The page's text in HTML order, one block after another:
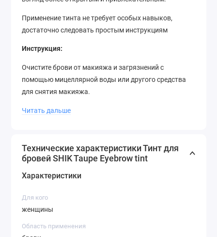
Применение тинта не требует особых навыков,
достаточно следовать простым инструкциям
Инструкция:
Очистите брови от макияжа и загрязнений с
помощью мицеллярной воды или другого средства
для снятия макияжа.
Нанесите небольшое количество тинта на брови с
волосков, начиная от основания бровей и
заканчивая кончиками.
Оставьте тинт на бровях на 15-20 минут для полного
помощью ватного диска или салфетки.
Читать дальше
Технические характеристики Тинт для
бровей SHIK Taupe Eyebrow tint
Характеристики
Для кого
женщины
Область применения